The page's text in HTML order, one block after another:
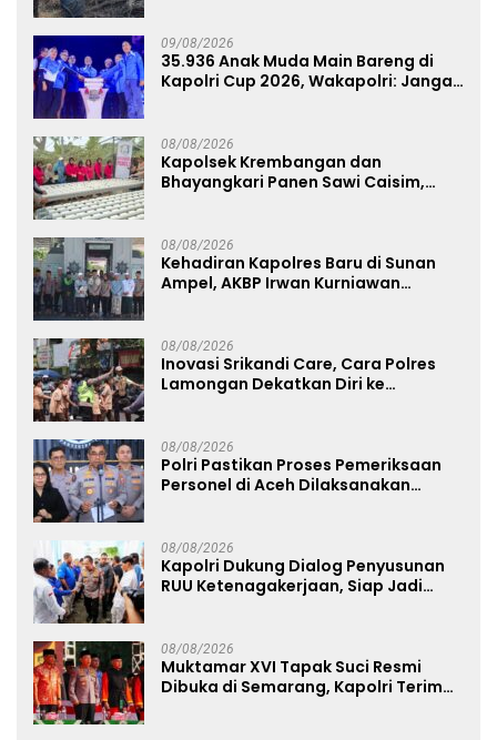
09/08/2026
35.936 Anak Muda Main Bareng di
Kapolri Cup 2026, Wakapolri: Jangan
08/08/2026
Kapolsek Krembangan dan
Bhayangkari Panen Sawi Caisim,
08/08/2026
Kehadiran Kapolres Baru di Sunan
Ampel, AKBP Irwan Kurniawan
08/08/2026
Inovasi Srikandi Care, Cara Polres
Lamongan Dekatkan Diri ke
08/08/2026
Polri Pastikan Proses Pemeriksaan
Personel di Aceh Dilaksanakan
08/08/2026
Kapolri Dukung Dialog Penyusunan
RUU Ketenagakerjaan, Siap Jadi
08/08/2026
Muktamar XVI Tapak Suci Resmi
Dibuka di Semarang, Kapolri Terima